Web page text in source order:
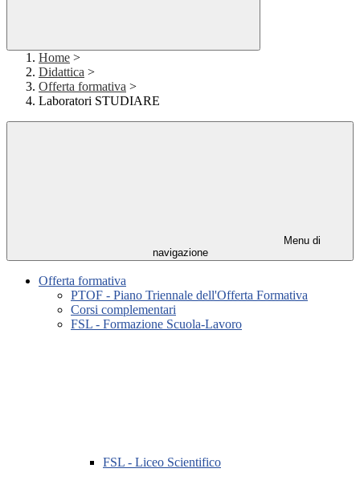
Home >
Didattica >
Offerta formativa >
Laboratori STUDIARE
Menu di
navigazione
Offerta formativa
PTOF - Piano Triennale dell'Offerta Formativa
Corsi complementari
FSL - Formazione Scuola-Lavoro
FSL - Liceo Scientifico